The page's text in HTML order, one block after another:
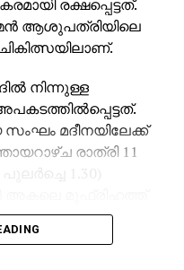
രക്ഷപ്പെട്ടത്.
ആശുപത്രിയിലെ
നിന്നുള്ള
സംഘം മദീനയിലേക്ക്
രാത്രി 11
1.30)